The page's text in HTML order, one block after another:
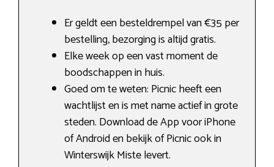
Er geldt een besteldrempel van €35 per
bestelling, bezorging is altijd gratis.
Elke week op een vast moment de
boodschappen in huis.
Goed om te weten: Picnic heeft een
wachtlijst en is met name actief in grote
steden. Download de App voor iPhone
of Android en bekijk of Picnic ook in
Winterswijk Miste levert.